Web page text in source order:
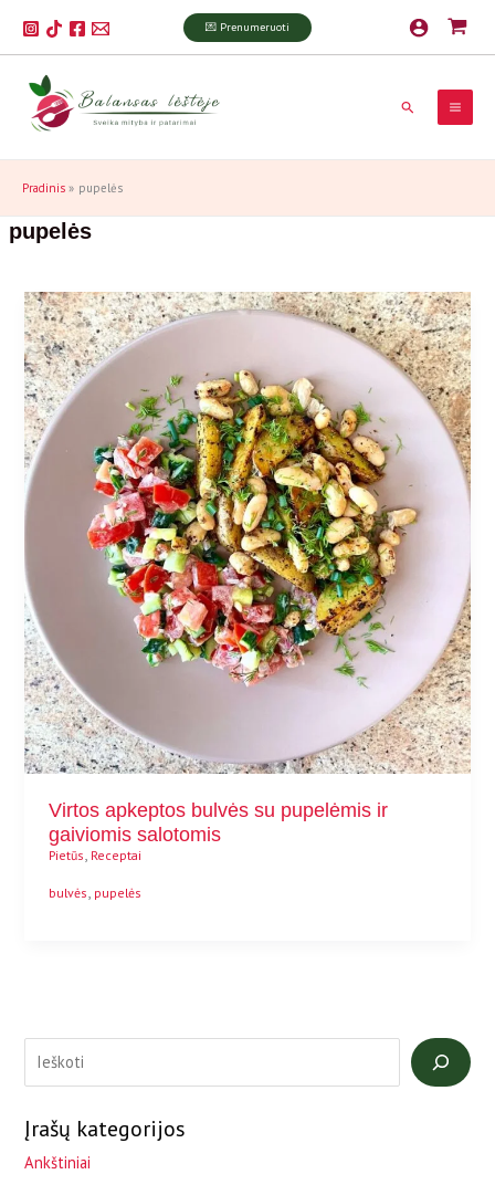
prie
turinio
💌 Prenumeruoti
Paieška
Pradinis pupelės
pupelės
Virtos apkeptos bulvės su pupelėmis ir
gaiviomis salotomis
Pietūs, Receptai
bulvės pupelės
Įrašų kategorijos
Ankštiniai